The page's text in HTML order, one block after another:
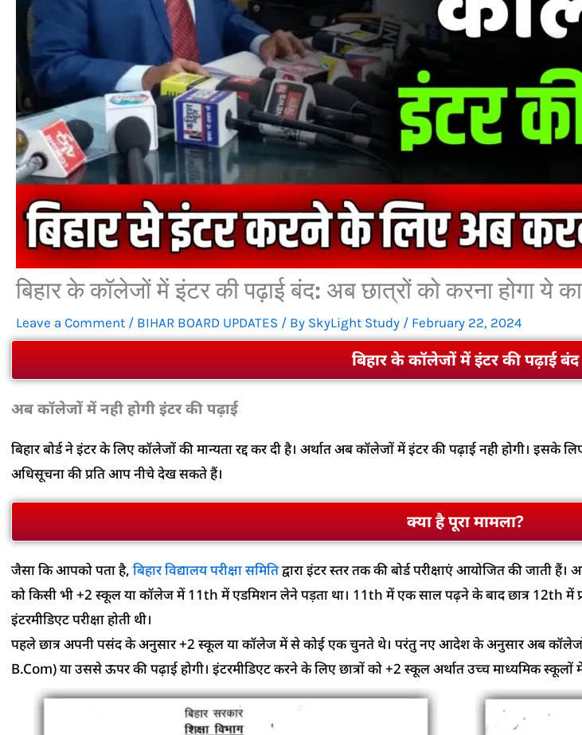
बिहार के कॉलेजों में इंटर की पढ़ाई बंद: अब छात्रों को करना होगा ये
Leave a Comment / BIHAR BOARD UPDATES / By SkyLight Study / February 22, 2024
बिहार के कॉलेजों में इंटर की पढ़ाई बंद
अब कॉलेजों में नही होगी इंटर की पढ़ाई
बिहार बोर्ड ने इंटर के लिए कॉलेजों की मान्यता रद्द कर दी है। अर्थात अब कॉलेजों में इंटर की पढ़ाई नही होगी।
अधिसूचना की प्रति आप नीचे देख सकते हैं।
क्या है पूरा मामला?
जैसा कि आपको पता है,बिहार विद्यालय परीक्षा समितिद्वारा इंटर स्तर तक की बोर्ड परीक्षाएं आयोजित की जाती
को किसी भी +2 स्कूल या कॉलेज में 11th में एडमिशन लेने पड़ता था। 11th में एक साल पढ़ने के बाद छात्र 12th में
इंटरमीडिएट परीक्षा होती थी।
पहले छात्र अपनी पसंद के अनुसार +2 स्कूल या कॉलेज में से कोई एक चुनते थे। परंतु नए आदेश के अनुसार अब
B.Com) या उससे ऊपर की पढ़ाई होगी। इंटरमीडिएट करने के लिए छात्रों को +2 स्कूल अर्थात उच्च माध्यमिक स्कूलों में